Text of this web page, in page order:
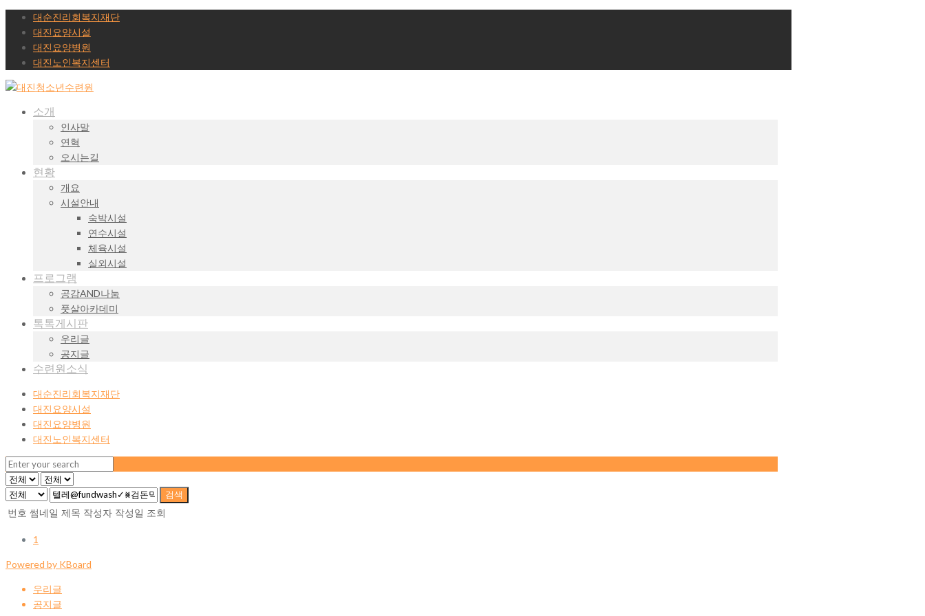
대순진리회복지재단
대진요양시설
대진요양병원
대진노인복지센터
소개
인사말
연혁
오시는길
현황
개요
시설안내
숙박시설
연수시설
체육시설
실외시설
프로그램
공감AND나눔
풋살아카데미
톡톡게시판
우리글
공지글
수련원소식
대순진리회복지재단
대진요양시설
대진요양병원
대진노인복지센터
검색
번호 썸네일 제목 작성자 작성일 조회
1
Powered by KBoard
우리글
공지글